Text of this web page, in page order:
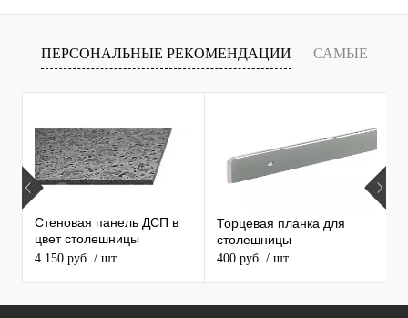
ПЕРСОНАЛЬНЫЕ РЕКОМЕНДАЦИИ САМЫЕ
ПРОДАВАЕМЫЕ ТОВАРЫ
Стеновая панель ДСП в
цвет столешницы
MAERSS
4 150 руб. / шт
Торцевая планка для
столешницы
400 руб. / шт